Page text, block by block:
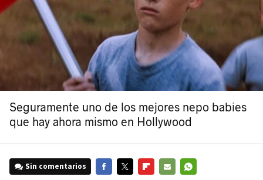
Seguramente uno de los mejores nepo babies
que hay ahora mismo en Hollywood
Sin comentarios